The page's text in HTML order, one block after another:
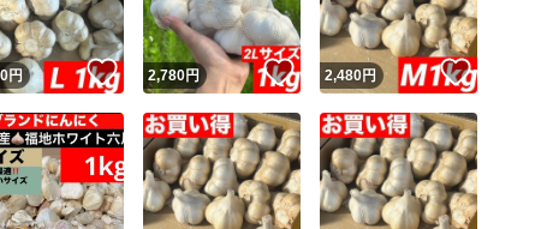
円 いいね！
2,780円 いいね！
2,480円 いいね！